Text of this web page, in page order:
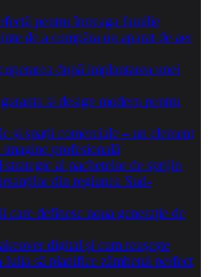
pentru întreaga familie
de a cumpăra un aparat de aer
după implantarea unei
si design modern pentru
și spații comerciale – un element
profesională
al pachetelor de sprijin
din regiunea Sud-
care definesc noua generație de
digital și cum reușește
să planifice zâmbetul perfect